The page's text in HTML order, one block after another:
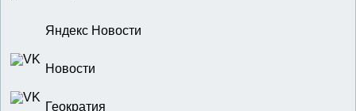
Яндекс Новости
Новости
Геократия